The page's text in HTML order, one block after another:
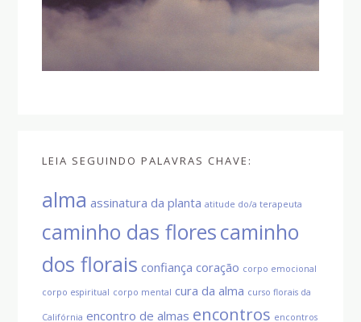
LEIA SEGUINDO PALAVRAS CHAVE:
alma assinatura da planta atitude do/a terapeuta
caminho das florescaminho
dos florais confiança coração corpo emocional
corpo espiritual corpo mental cura da alma curso florais da
Califórnia encontro de almas encontros encontros